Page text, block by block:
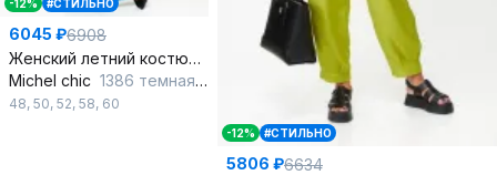
-12% #СТИЛЬНО
6045 ₽6908
Женский летний костюм из текстиля с асимметричным жакетом
Michel chic 1386 темная_бирюза
48, 50, 52, 58, 60
-12% #СТИЛЬНО
5806 ₽6634